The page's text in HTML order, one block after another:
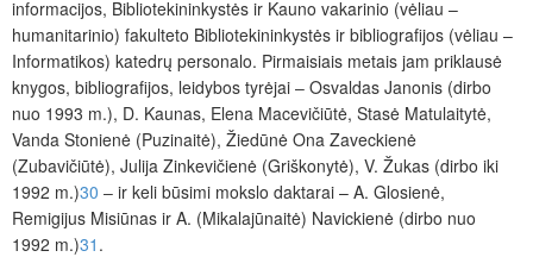
informacijos, Bibliotekininkystės ir Kauno vakarinio (vėliau –
humanitarinio) fakulteto Bibliotekininkystės ir bibliografijos (vėliau –
Informatikos) katedrų personalo. Pirmaisiais metais jam priklausė
knygos, bibliografijos, leidybos tyrėjai ‒ Osvaldas Janonis (dirbo
nuo 1993 m.), D. Kaunas, Elena Macevičiūtė, Stasė Matulaitytė,
Vanda Stonienė (Puzinaitė), Žiedūnė Ona Zaveckienė
(Zubavičiūtė), Julija Zinkevičienė (Griškonytė), V. Žukas (dirbo iki
1992 m.)30 ‒ ir keli būsimi mokslo daktarai – A. Glosienė,
Remigijus Misiūnas ir A. (Mikalajūnaitė) Navickienė (dirbo nuo
1992 m.)31 .